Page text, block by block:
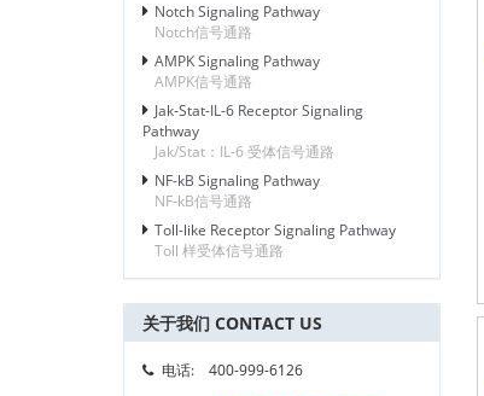
Notch Signaling Pathway
Notch信号通路
AMPK Signaling Pathway
AMPK信号通路
Jak-Stat-IL-6 Receptor Signaling
Pathway
Jak/Stat：IL-6 受体信号通路
NF-kB Signaling Pathway
NF-kB信号通路
Toll-like Receptor Signaling Pathway
Toll 样受体信号通路
关于我们 CONTACT US
电话:
400-999-6126